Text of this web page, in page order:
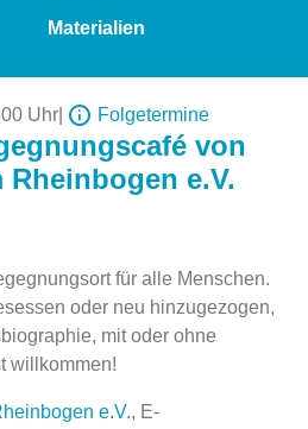
Materialien
Uhr Folgetermine
von
e.V.
für alle Menschen.
oder neu hinzugezogen,
mit oder ohne
willkommen!
e.V., E-